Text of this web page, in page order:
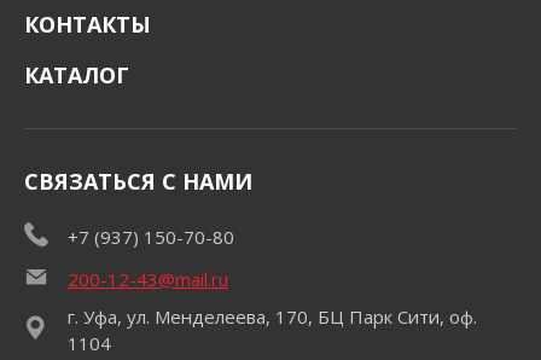
КОНТАКТЫ
КАТАЛОГ
СВЯЗАТЬСЯ С НАМИ
+7 (937) 150-70-80
200-12-43@mail.ru
г. Уфа, ул. Менделеева, 170, БЦ Парк Сити, оф.
1104